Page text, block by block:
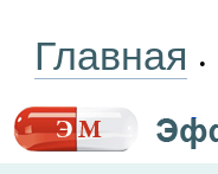
Главная •